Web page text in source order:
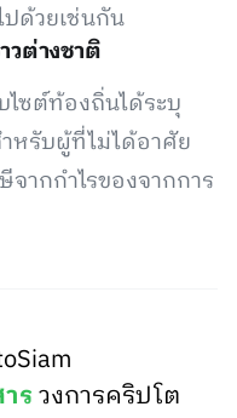
ปด้วยเช่นกัน
วต่างชาติ
ไซต์ท้องถิ่นได้ระบุ
ำหรับผู้ที่ไม่ได้อาศัย
ากกำไรของจากการ
รวงการคริปโต